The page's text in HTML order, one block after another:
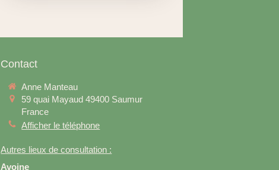
Contact
Anne Manteau
59 quai Mayaud 49400 Saumur
France
Afficher le téléphone
Autres lieux de consultation :
Avoine